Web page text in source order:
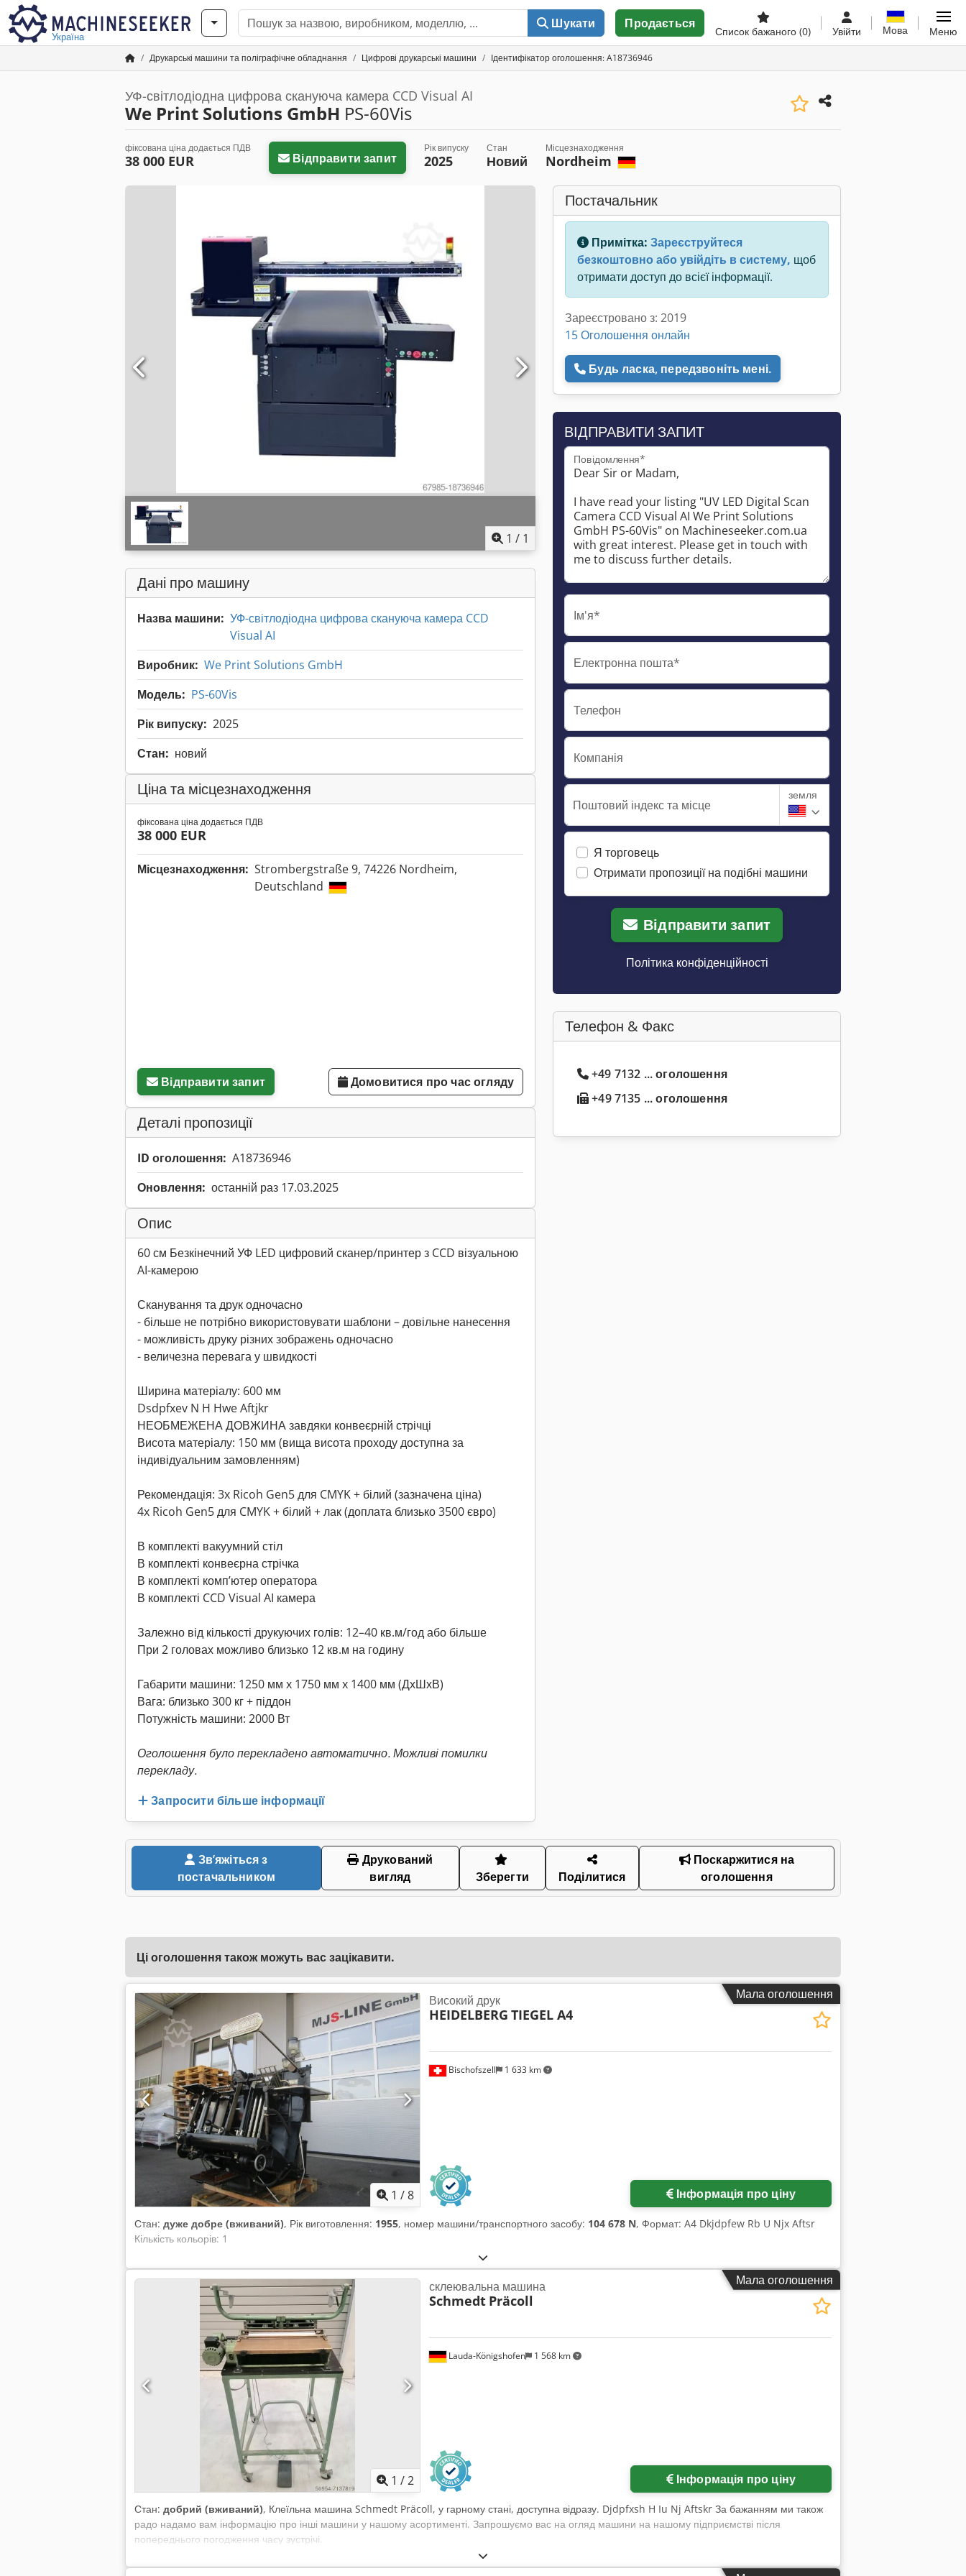
Україна
Шукати Продається
Список бажаного (0) Увійти Мова Меню
Друкарські машини та поліграфічне обладнання Цифрові друкарські машини Ідентифікатор оголошення: A18736946
УФ-світлодіодна цифрова скануюча камера CCD Visual AI
We Print Solutions GmbH PS-60Vis
фіксована ціна додається ПДВ
38 000 EUR Відправити запит
Рік випуску
2025
Стан
Новий
Місцезнаходження
Nordheim
Запросити більше зображень
1 / 1
Дані про машину
Назва машини: УФ-світлодіодна цифрова скануюча камера CCD
Visual AI
Виробник: We Print Solutions GmbH
Модель: PS-60Vis
Рік випуску: 2025
Стан: новий
Ціна та місцезнаходження
фіксована ціна додається ПДВ
38 000 EUR
Місцезнаходження: Strombergstraße 9, 74226 Nordheim,
Deutschland
Відправити запит Домовитися про час огляду
Деталі пропозиції
ID оголошення: A18736946
Оновлення: останній раз 17.03.2025
Опис
60 см Безкінечний УФ LED цифровий сканер/принтер з CCD візуальною
AI-камерою
Сканування та друк одночасно
- більше не потрібно використовувати шаблони – довільне нанесення
- можливість друку різних зображень одночасно
- величезна перевага у швидкості
Ширина матеріалу: 600 мм
Dsdpfxev N H Hwe Aftjkr
НЕОБМЕЖЕНА ДОВЖИНА завдяки конвеєрній стрічці
Висота матеріалу: 150 мм (вища висота проходу доступна за
індивідуальним замовленням)
Рекомендація: 3x Ricoh Gen5 для CMYK + білий (зазначена ціна)
4x Ricoh Gen5 для CMYK + білий + лак (доплата близько 3500 євро)
В комплекті вакуумний стіл
В комплекті конвеєрна стрічка
В комплекті комп’ютер оператора
В комплекті CCD Visual AI камера
Залежно від кількості друкуючих голів: 12–40 кв.м/год або більше
При 2 головах можливо близько 12 кв.м на годину
Габарити машини: 1250 мм x 1750 мм x 1400 мм (ДхШхВ)
Вага: близько 300 кг + піддон
Потужність машини: 2000 Вт
Оголошення було перекладено автоматично. Можливі помилки
перекладу.
Запросити більше інформації
Постачальник
Примітка: Зареєструйтеся
безкоштовно або увійдіть в систему, щоб
отримати доступ до всієї інформації.
Зареєстровано з: 2019
15 Оголошення онлайн
Будь ласка, передзвоніть мені.
ВІДПРАВИТИ ЗАПИТ
Повідомлення*
Ім'я*
Електронна пошта*
Телефон
Компанія
Поштовий індекс та місце
земля
Я торговець
Отримати пропозиції на подібні машини
Відправити запит
Політика конфіденційності
Телефон & Факс
+49 7132 ... оголошення
+49 7135 ... оголошення
постачальником
Друкований
вигляд
Зберегти Поділитися
Поскаржитися на
оголошення
Ці оголошення також можуть вас зацікавити.
Мала оголошення
1 /8
Bischofszell 1 633 km
Високий друк
HEIDELBERG TIEGEL A4
Інформація про ціну
Стан: дуже добре (вживаний), Рік виготовлення: 1955, номер машини/транспортного засобу: 104 678 N, Формат: A4 Dkjdpfew Rb U Njx Aftsr
Кількість кольорів: 1
Мала оголошення
1 /2
Lauda-Königshofen 1 568 km
склеювальна машина
Schmedt Präcoll
Інформація про ціну
Стан: добрий (вживаний), Клеїльна машина Schmedt Präcoll, у гарному стані, доступна відразу. Djdpfxsh H Iu Nj Aftskr За бажанням ми також
радо надамо вам інформацію про інші машини у нашому асортименті. Запрошуємо вас на огляд машини на нашому підприємстві після
попереднього погодження часу зустрічі.